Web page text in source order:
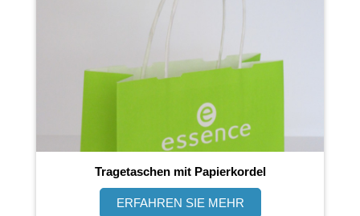
Tragetaschen mit Papierkordel
ERFAHREN SIE MEHR